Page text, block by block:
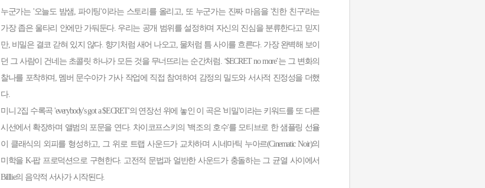
누군가는 '오늘도 밤샘, 파이팅'이라는 스토리를 올리고, 또 누군가는 진짜 마음을 '친한 친구'라는
가장 좁은 울타리 안에만 가둬둔다. 우리는 공개 범위를 설정하며 자신의 진심을 분류한다고 믿지
만, 비밀은 결코 갇혀 있지 않다. 향기처럼 새어 나오고, 물처럼 틈 사이를 흐른다. 가장 완벽해 보이
던 그 사람이 건네는 초콜릿 하나가 모든 것을 무너뜨리는 순간처럼. ‘$ECRET no more’는 그 변화의
찰나를 포착하며, 멤버 문수아가 가사 작업에 직접 참여하여 감정의 밀도와 서사적 진정성을 더했
다.
미니 2집 수록곡 'everybody's got a $ECRET'의 연장선 위에 놓인 이 곡은 '비밀'이라는 키워드를 또 다른
시선에서 확장하며 앨범의 포문을 연다. 차이코프스키의 '백조의 호수'를 모티브로 한 샘플링 선율
이 클래식의 외피를 형성하고, 그 위로 트랩 사운드가 교차하며 시네마틱 누아르(Cinematic Noir)의
미학을 K-팝 프로덕션으로 구현한다. 고전적 문법과 얼반한 사운드가 충돌하는 그 균열 사이에서
Billlie의 음악적 서사가 시작된다.